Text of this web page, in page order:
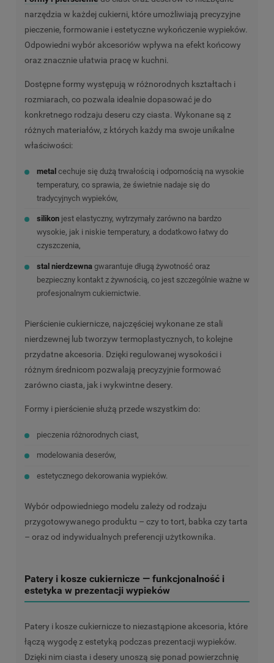
narzędzia w każdej cukierni, które umożliwiają precyzyjne
pieczenie, formowanie i estetyczne wykończenie wypieków.
Odpowiedni wybór akcesoriów wpływa na efekt końcowy
oraz znacznie ułatwia pracę w kuchni.
Dostępne formy występują w różnorodnych kształtach i
rozmiarach, co pozwala idealnie dopasować je do
konkretnego rodzaju deseru czy ciasta. Wykonane są z
różnych materiałów, z których każdy ma swoje unikalne
właściwości:
metal cechuje się dużą trwałością i odpornością na wysokie
temperatury, co sprawia, że świetnie nadaje się do
tradycyjnych wypieków,
silikonjest elastyczny, wytrzymały zarówno na bardzo
wysokie, jak i niskie temperatury, a dodatkowo łatwy do
czyszczenia,
stal nierdzewnagwarantuje długą żywotność oraz
bezpieczny kontakt z żywnością, co jest szczególnie ważne w
profesjonalnym cukiernictwie.
Pierścienie cukiernicze, najczęściej wykonane ze stali
nierdzewnej lub tworzyw termoplastycznych, to kolejne
przydatne akcesoria. Dzięki regulowanej wysokości i
różnym średnicom pozwalają precyzyjnie formować
zarówno ciasta, jak i wykwintne desery.
Formy i pierścienie służą przede wszystkim do:
pieczenia różnorodnych ciast,
modelowania deserów,
estetycznego dekorowania wypieków.
Wybór odpowiedniego modelu zależy od rodzaju
przygotowywanego produktu – czy to tort, babka czy tarta
– oraz od indywidualnych preferencji użytkownika.
Patery i kosze cukiernicze — funkcjonalność i
estetyka w prezentacji wypieków
Patery i kosze cukiernicze to niezastąpione akcesoria, które
łączą wygodę z estetyką podczas prezentacji wypieków.
Dzięki nim ciasta i desery unoszą się ponad powierzchnię